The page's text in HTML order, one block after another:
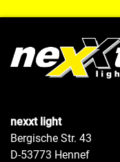
nexxt light
Bergische Str. 43
D-53773 Hennef